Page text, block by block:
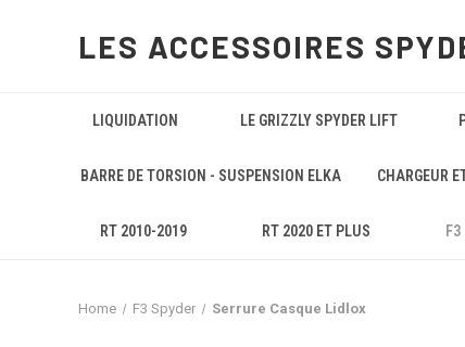
LES ACCESSOIRES
LIQUIDATION LE GRIZZLY SPYDER LIFT
BARRE DE TORSION - SUSPENSION ELKA CHARGEUR
RT 2010-2019 RT 2020 ET PLUS F3
Home F3 Spyder Serrure Casque Lidlox